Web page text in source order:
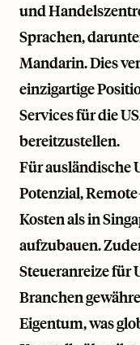
und
Sprachen,
Mandarin. Dies
einzigartige
Services für die
bereitzustellen.
Für ausländische
Potenzial,
Kosten als in
aufzubauen.
Steueranreize für
Branchen
Eigentum, was